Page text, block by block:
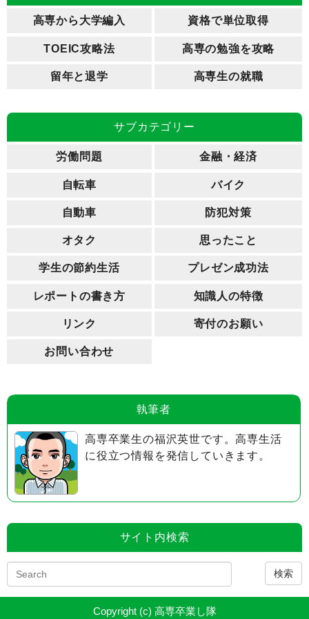
高専から大学編入 資格で単位取得
TOEIC攻略法 高専の勉強を攻略
留年と退学 高専生の就職
サブカテゴリー
労働問題 金融・経済
自転車 バイク
自動車 防犯対策
オタク 思ったこと
学生の節約生活 プレゼン成功法
レポートの書き方 知識人の特徴
リンク 寄付のお願い
お問い合わせ
執筆者
高専卒業生の福沢英世です。高専生活
に役立つ情報を発信していきます。
サイト内検索
検索
Copyright (c) 高専卒業し隊